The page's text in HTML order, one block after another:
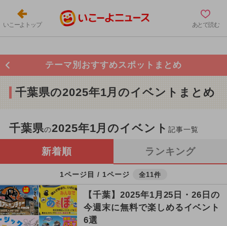
いこーよトップ あとで読む
テーマ別おすすめスポットまとめ
千葉県の2025年1月のイベントまとめ
千葉県の2025年1月のイベント記事一覧
新着順 ランキング
1ページ目 / 1ページ 全11件
【千葉】2025年1月25日・26日の
今週末に無料で楽しめるイベント
6選